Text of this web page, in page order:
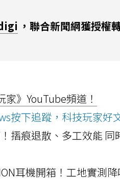
，聯合新聞網獲授權
家》YouTube頻道！
按下追蹤，科技玩家好
摺痕退散、多工效能
耳機開箱！工地實測